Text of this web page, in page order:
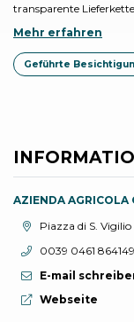
transparente
Mehr erfahren
Geführte
AZIENDA AGRICOLA
aria.location:
Piazza di S.
aria.phone:
0039 0461 864149
E-mail
aria.website:
Webseite